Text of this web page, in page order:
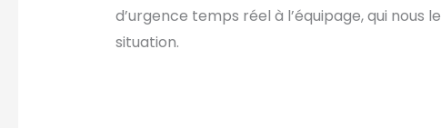
d’urgence temps réel à l’équipage, qui
situation.